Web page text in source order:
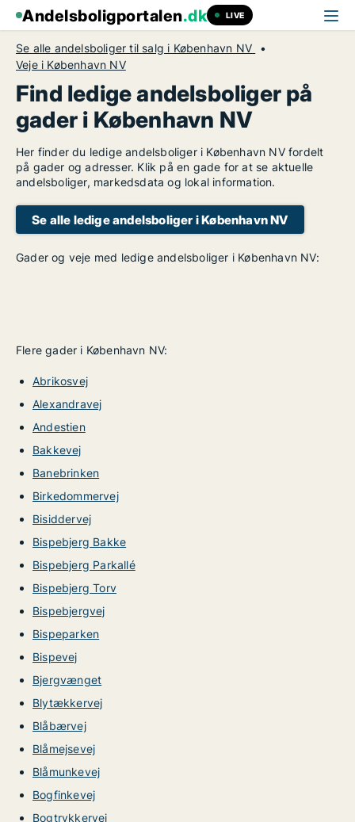
Andelsboligportalen.dk LIVE
Se alle andelsboliger til salg i København NV
Veje i København NV
Find ledige andelsboliger på
gader i København NV
Her finder du ledige andelsboliger i København NV fordelt
på gader og adresser. Klik på en gade for at se aktuelle
andelsboliger, markedsdata og lokal information.
Se alle ledige andelsboliger i København NV
Gader og veje med ledige andelsboliger i København NV:
Flere gader i København NV:
Abrikosvej
Alexandravej
Andestien
Bakkevej
Banebrinken
Birkedommervej
Bisiddervej
Bispebjerg Bakke
Bispebjerg Parkallé
Bispebjerg Torv
Bispebjergvej
Bispeparken
Bispevej
Bjergvænget
Blytækkervej
Blåbærvej
Blåmejsevej
Blåmunkevej
Bogfinkevej
Bogtrykkervej